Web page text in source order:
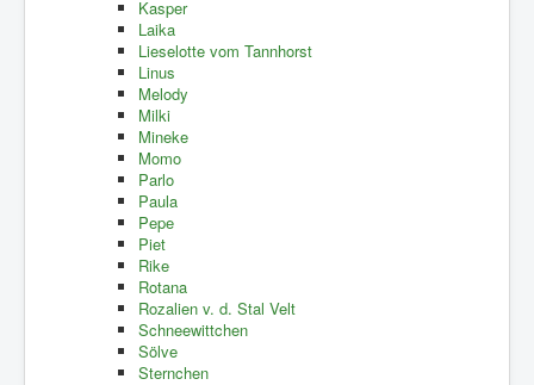
Kasper
Laika
Lieselotte vom Tannhorst
Linus
Melody
Milki
Mineke
Momo
Parlo
Paula
Pepe
Piet
Rike
Rotana
Rozalien v. d. Stal Velt
Schneewittchen
Sölve
Sternchen